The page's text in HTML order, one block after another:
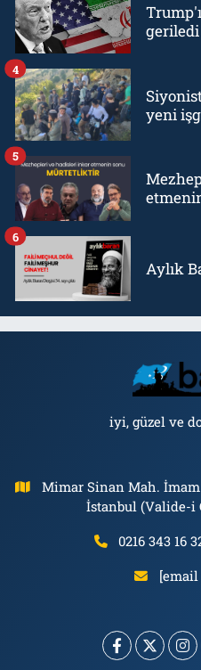
geriledi
yeni
4
5
Aylık
6
iyi, güzel ve
Mimar Sinan Mah. İmam
İstanbul (Valide-i
0216 343 16
[email